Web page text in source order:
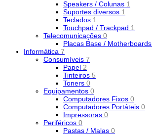
Speakers / Colunas 1
Suportes diversos 1
Teclados 1
Touchpad / Trackpad 1
Telecomunicações 0
Placas Base / Motherboards
Informática 7
Consumíveis 7
Papel 2
Tinteiros 5
Toners 0
Equipamentos 0
Computadores Fixos 0
Computadores Portáteis 0
Impressoras 0
Periféricos 0
Pastas / Malas 0